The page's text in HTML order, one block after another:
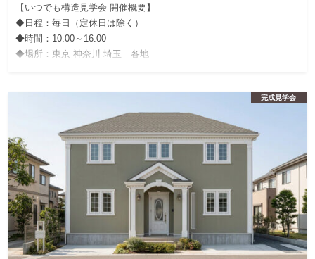
【いつでも構造見学会 開催概要】
◆日程：毎日（定休日は除く）
◆時間：10:00～16:00
◆場所：東京 神奈川 埼玉 各地
完成見学会